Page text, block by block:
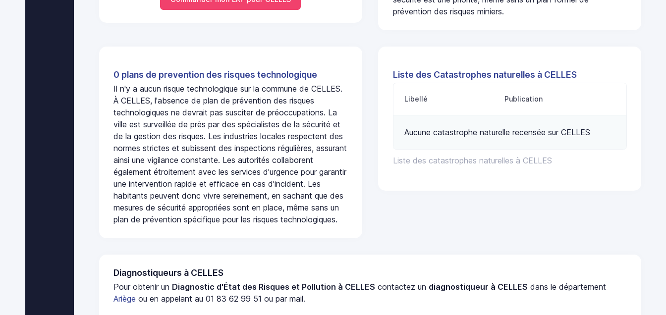
prévention des risques miniers.
0 plans de prevention des risques technologique
Il n'y a aucun risque technologique sur la commune de CELLES.
À CELLES, l'absence de plan de prévention des risques
technologiques ne devrait pas susciter de préoccupations. La
ville est surveillée de près par des spécialistes de la sécurité et
de la gestion des risques. Les industries locales respectent des
normes strictes et subissent des inspections régulières, assurant
ainsi une vigilance constante. Les autorités collaborent
également étroitement avec les services d'urgence pour garantir
une intervention rapide et efficace en cas d'incident. Les
habitants peuvent donc vivre sereinement, en sachant que des
mesures de sécurité appropriées sont en place, même sans un
plan de prévention spécifique pour les risques technologiques.
Liste des Catastrophes naturelles à CELLES
Liste des catastrophes naturelles à CELLES
Libellé Publication
Aucune catastrophe naturelle recensée sur CELLES
Diagnostiqueurs à CELLES
Pour obtenir un Diagnostic d'État des Risques et Pollution à CELLES contactez un diagnostiqueur à CELLES dans le département
Ariège ou en appelant au 01 83 62 99 51 ou par mail.